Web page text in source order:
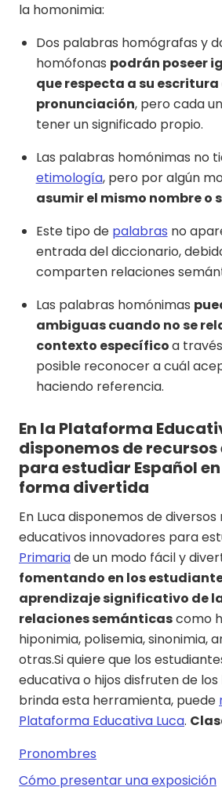
la homonimia:
Dos palabras homógrafas y
homófonas podrán poseer
que respecta a su escritura
pronunciación, pero cada
tener un significado propio.
Las palabras homónimas no
etimología, pero por algún
asumir el mismo nombre o
Este tipo de palabras no
entrada del diccionario,
comparten relaciones
Las palabras homónimas
ambiguas cuando no se
contexto específicoa
posible reconocer a cuál
haciendo referencia.
En la Plataforma
disponemos de
para estudiar Español
forma divertida
En Luca disponemos de diversos
educativos innovadores para
Primariade un modo fácil y
fomentando en los
aprendizaje significativo de
relaciones semánticascomo
hiponimia, polisemia, sinonimia,
otras.Si quiere que los
educativa o hijos disfruten de
brinda esta herramienta, puede
Plataforma Educativa Luca.
Pronombres
Cómo presentar una exposición